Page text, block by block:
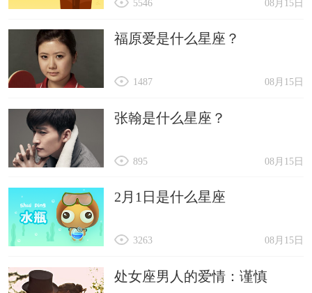
08月15日
5546
福原爱是什么星座？
08月15日
1487
张翰是什么星座？
08月15日
895
2月1日是什么星座
08月15日
3263
处女座男人的爱情：谨慎